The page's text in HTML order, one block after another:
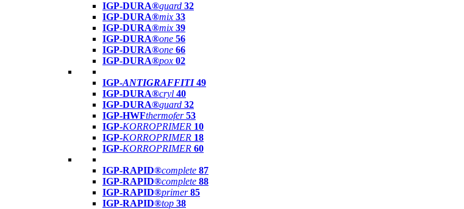
IGP-DURA®guard 32
IGP-DURA®mix 33
IGP-DURA®mix 39
IGP-DURA®one 56
IGP-DURA®one 66
IGP-DURA®pox 02
IGP-ANTIGRAFFITI49
IGP-DURA®cryl 40
IGP-DURA®guard 32
IGP-HWFthermofer 53
IGP-KORROPRIMER 10
IGP-KORROPRIMER 18
IGP-KORROPRIMER 60
IGP-RAPID®complete 87
IGP-RAPID®complete 88
IGP-RAPID®primer 85
IGP-RAPID®top 38